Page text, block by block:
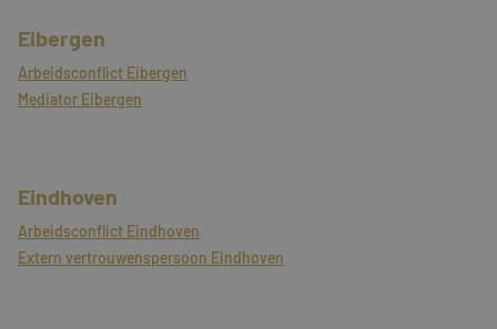
Eibergen
Arbeidsconflict Eibergen
Mediator Eibergen
Eindhoven
Arbeidsconflict Eindhoven
Extern vertrouwenspersoon Eindhoven